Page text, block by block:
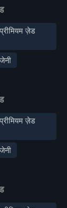
ज़ेड
ज़ेड